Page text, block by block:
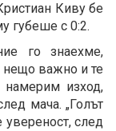
Киву бе
губеше с 0:2.
го знаехме,
нещо важно и те
намерим изход,
мача. „Голът
след